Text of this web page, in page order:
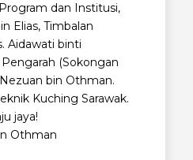
dan Institusi,
Elias, Timbalan
Aidawati binti
(Sokongan
bin Othman.
Kuching Sarawak.
jaya!
Othman